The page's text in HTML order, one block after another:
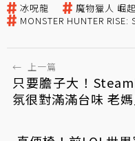
冰呪龍 魔物獵人 崛起
MONSTER HUNTER RISE:
← 上一篇
只要膽子大！
氛很對滿滿台味 老